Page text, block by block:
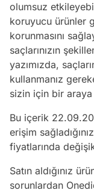
olumsuz
koruyucu ürünler
korunmasını
saçlarınızın
yazımızda,
kullanmanız
sizin için bir
Bu içerik
erişim
fiyatlarında
Satın aldığınız
sorunlardan